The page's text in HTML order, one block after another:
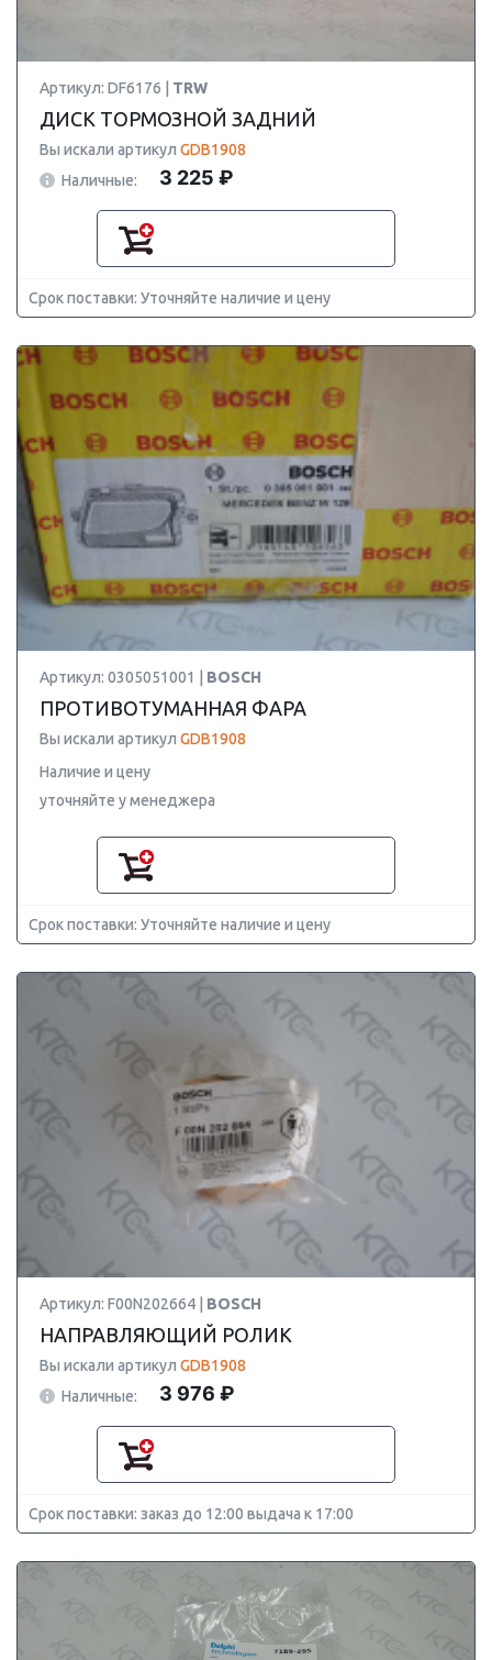
Артикул: DF6176 | TRW
ДИСК ТОРМОЗНОЙ ЗАДНИЙ
Вы искали артикул GDB1908
Наличные:
3 225 ₽
Срок поставки: Уточняйте наличие и цену
Артикул: 0305051001 | BOSCH
ПРОТИВОТУМАННАЯ ФАРА
Вы искали артикул GDB1908
Наличие и цену
уточняйте у менеджера
Срок поставки: Уточняйте наличие и цену
Артикул: F00N202664 | BOSCH
НАПРАВЛЯЮЩИЙ РОЛИК
Вы искали артикул GDB1908
Наличные:
3 976 ₽
Срок поставки: заказ до 12:00 выдача к 17:00